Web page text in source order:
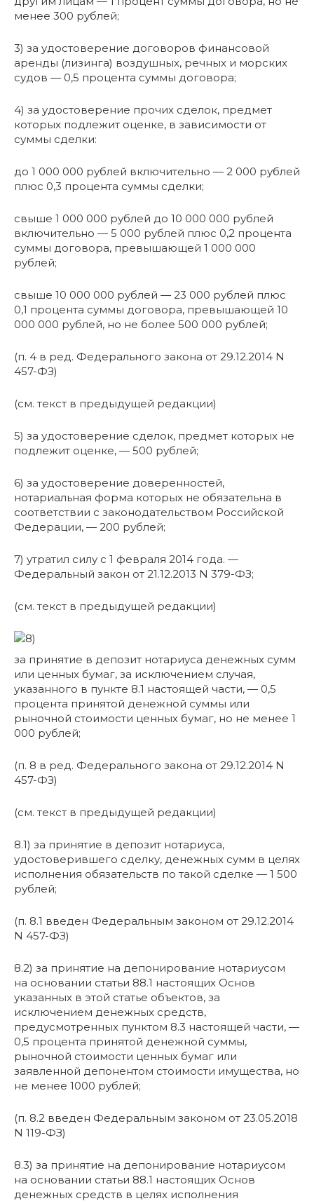
менее 300 рублей;
3) за удостоверение договоров финансовой
аренды (лизинга) воздушных, речных и морских
судов — 0,5 процента суммы договора;
4) за удостоверение прочих сделок, предмет
которых подлежит оценке, в зависимости от
суммы сделки:
до 1 000 000 рублей включительно — 2 000 рублей
плюс 0,3 процента суммы сделки;
свыше 1 000 000 рублей до 10 000 000 рублей
включительно — 5 000 рублей плюс 0,2 процента
суммы договора, превышающей 1 000 000
рублей;
свыше 10 000 000 рублей — 23 000 рублей плюс
0,1 процента суммы договора, превышающей 10
000 000 рублей, но не более 500 000 рублей;
(п. 4 в ред. Федерального закона от 29.12.2014 N
457-ФЗ)
(см. текст в предыдущей редакции)
5) за удостоверение сделок, предмет которых не
подлежит оценке, — 500 рублей;
6) за удостоверение доверенностей,
нотариальная форма которых не обязательна в
соответствии с законодательством Российской
Федерации, — 200 рублей;
7) утратил силу с 1 февраля 2014 года. —
Федеральный закон от 21.12.2013 N 379-ФЗ;
(см. текст в предыдущей редакции)
за принятие в депозит нотариуса денежных сумм
или ценных бумаг, за исключением случая,
указанного в пункте 8.1 настоящей части, — 0,5
процента принятой денежной суммы или
рыночной стоимости ценных бумаг, но не менее 1
000 рублей;
(п. 8 в ред. Федерального закона от 29.12.2014 N
457-ФЗ)
(см. текст в предыдущей редакции)
8.1) за принятие в депозит нотариуса,
удостоверившего сделку, денежных сумм в целях
исполнения обязательств по такой сделке — 1 500
рублей;
(п. 8.1 введен Федеральным законом от 29.12.2014
N 457-ФЗ)
8.2) за принятие на депонирование нотариусом
на основании статьи 88.1 настоящих Основ
указанных в этой статье объектов, за
исключением денежных средств,
предусмотренных пунктом 8.3 настоящей части, —
0,5 процента принятой денежной суммы,
рыночной стоимости ценных бумаг или
заявленной депонентом стоимости имущества, но
не менее 1000 рублей;
(п. 8.2 введен Федеральным законом от 23.05.2018
N 119-ФЗ)
8.3) за принятие на депонирование нотариусом
на основании статьи 88.1 настоящих Основ
денежных средств в целях исполнения